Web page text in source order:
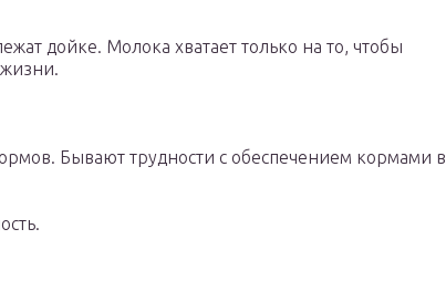
дойке. Молока хватает только на то, чтобы
Бывают трудности с обеспечением кормами в